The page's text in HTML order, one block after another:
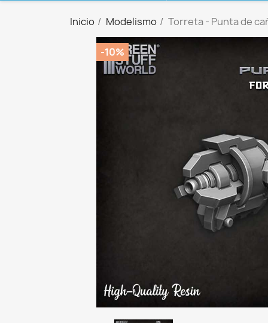
Inicio Modelismo Torreta - Punta de
-10%